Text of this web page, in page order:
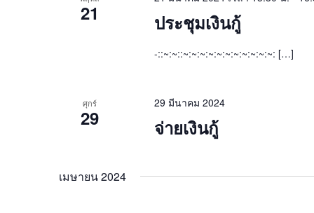
21 ประชุมเงินกู้
-::~:~::~:~:~:~:~:~:~:~:~:~:~: […]
ศุกร์
29
29 มีนาคม 2024
จ่ายเงินกู้
เมษายน 2024